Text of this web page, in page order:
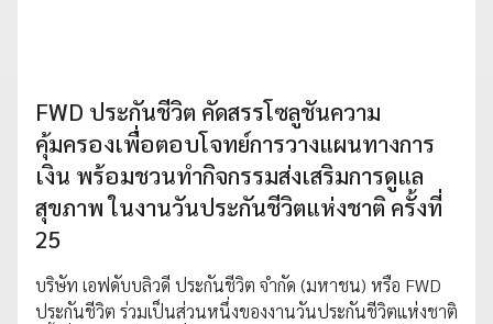
FWD ประกันชีวิต คัดสรรโซลูชันความ
คุ้มครองเพื่อตอบโจทย์การวางแผนทางการ
เงิน พร้อมชวนทำกิจกรรมส่งเสริมการดูแล
สุขภาพ ในงานวันประกันชีวิตแห่งชาติ ครั้งที่
25
บริษัท เอฟดับบลิวดี ประกันชีวิต จำกัด (มหาชน) หรือ FWD
ประกันชีวิต ร่วมเป็นส่วนหนึ่งของงานวันประกันชีวิตแห่งชาติ